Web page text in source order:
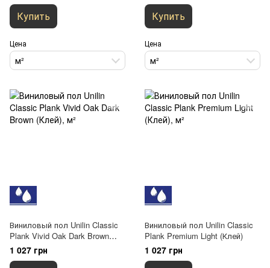
Купить
Цена
м²
Купить
Цена
м²
Виниловый пол Unilin Classic
Plank Vivid Oak Dark Brown
(Клей)
1 027 грн
Виниловый пол Unilin Classic
Plank Premium Light (Клей)
1 027 грн